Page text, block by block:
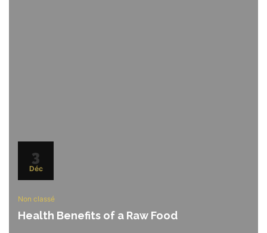
3
Déc
Non classé
Health Benefits of a Raw Food